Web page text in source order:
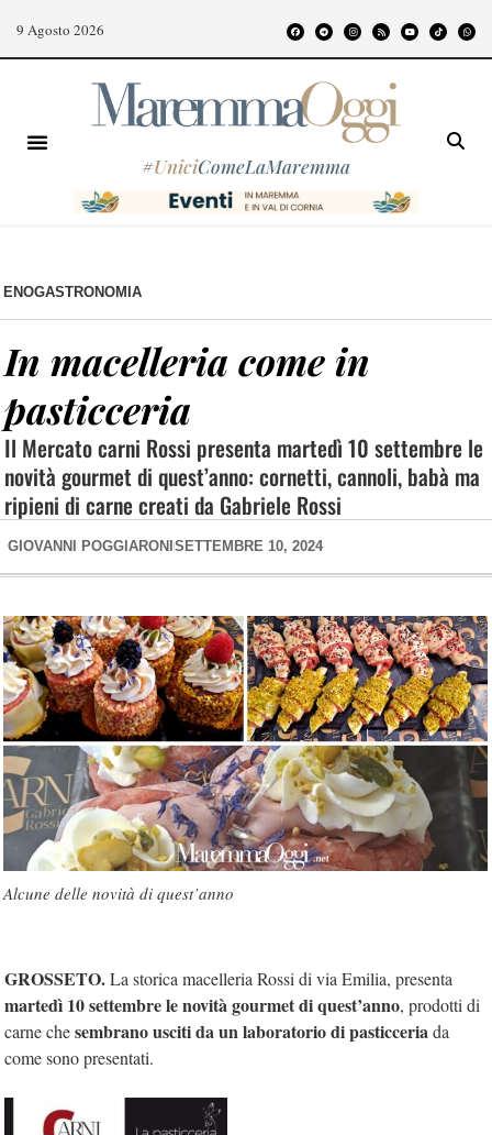
9 Agosto 2026
#UniciComeLaMaremma
ENOGASTRONOMIA
In macelleria come in
pasticceria
Il Mercato carni Rossi presenta martedì 10 settembre le
novità gourmet di quest’anno: cornetti, cannoli, babà ma
ripieni di carne creati da Gabriele Rossi
GIOVANNI POGGIARONI SETTEMBRE 10, 2024
Alcune delle novità di quest’anno
GROSSETO.La storica macelleria Rossi di via Emilia, presenta
martedì 10 settembre le novità gourmet di quest’anno, prodotti di
carne chesembrano usciti da un laboratorio di pasticceriada
come sono presentati.